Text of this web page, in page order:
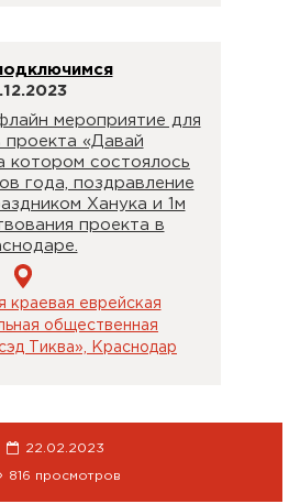
мероприятие для
проекта «Давай
котором состоялось
года, поздравление
Ханука и 1м
проекта в
краевая еврейская
общественная
Тиква», Краснодар
22.02.2023
816 просмотров